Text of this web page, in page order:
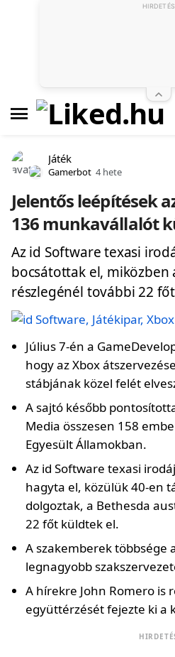
Játék
Gamerbot 4 hete
Jelentős leépítések
136 munkavállalót
Az id Software texasi
bocsátottak el, miközben
részlegénél további 22
Július 7-én a
hogy az Xbox
stábjának közel felét
A sajtó később
Media összesen 158
Egyesült Államokban.
Az id Software texasi
hagyta el, közülük 40-en
dolgoztak, a Bethesda
22 főt küldtek el.
A szakemberek többsége
legnagyobb
A hírekre John Romero is
együttérzését fejezte ki a
HIRDETÉS